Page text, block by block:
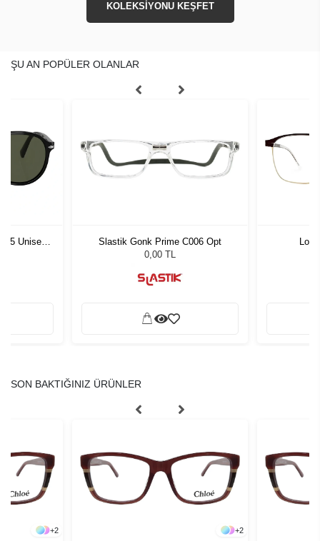
KOLEKSİYONU KEŞFET
ŞU AN POPÜLER OLANLAR
55 Unisex
Slastik Gonk Prime C006 Opt
0,00 TL
Lool
SON BAKTIĞINIZ ÜRÜNLER
+2 +2